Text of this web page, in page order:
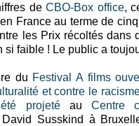
de CBO-Box office,
France au terme de
les Prix récoltés dans
si faible ! Le public a
du Festival A films
et contre le
projetéau Centre
Susskind à